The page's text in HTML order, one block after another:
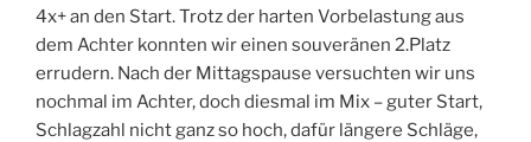
4x+ an den Start. Trotz der harten Vorbelastung aus
dem Achter konnten wir einen souveränen 2.Platz
errudern. Nach der Mittagspause versuchten wir uns
nochmal im Achter, doch diesmal im Mix – guter Start,
Schlagzahl nicht ganz so hoch, dafür längere Schläge,